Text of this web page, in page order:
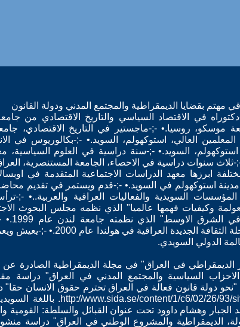
مهتم بقضايا الديمقراطية والمجتمع المدني ودولة القانون
دكتوراه في الاقتصاد السياسي والتاريخ الاقتصادي من
موسكو، روسيا.• -;-ماجستير في التاريخ الاقتصادي،
العالي، استوكهولم، السويد.• -;-بكالوريوس في
استوكهولم، السويد.• -;-سنة دراسية في العلوم السياسية،
;-ثلاث سنوات دراسية في الاحصاء، الجامعة المستنصرية،
ابرزها معهد الدراسات الاجتماعية المتقدمة في
استوكهولم في السويد.• -;-قدم ويستمر في تقديم
السويدية والفعاليات العراقية والعربية..• -;-
بدراسة
الدولي السويدي.
الديمقراطي في العراق" في مجلة الديمقراطية الصادرة
في طبيعة الاحزاب السياسية والمجتمع المدني في العراق"
باللغة الانجليزية.• -;-(2003) "نحو دولة قانون فعالة في العراق تحترم
وهشام داوود تحت عنوان القبائل والسلطة: القومية
الانجليزية.• -;-(2002) "الدولة، الديمقراطية والمشروع الوطني في